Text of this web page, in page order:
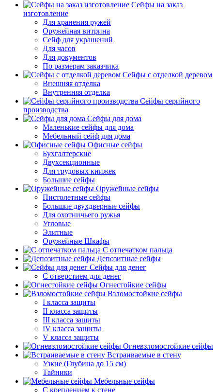
Сейфы на заказ
изготовление
Для хранения ружей
Оружейная витрина
Сейф для украшений
Для часов
Для документов
По размерам заказчика
Сейфы с отделкой деревом
Внешняя отделка
Внутренняя отделка
Сейфы серийного
производства
Сейфы для дома
Маленькие сейфы для дома
Мебельный сейф для дома
Офисные сейфы
Бухгалтерские
Двухсекционные
Для трудовых книжек
Большие сейфы
Оружейные сейфы
Пистолетные сейфы
Большие двухдверные сейфы
Для охотничьего ружья
Угловые
Элитные
Оружейные Шкафы
С отпечатком пальца
Депозитные сейфы
Сейфы для денег
С отверстием для денег
Огнестойкие сейфы
Взломостойкие сейфы
I класса защиты
II класса защиты
III класса защиты
IV класса защиты
V класса защиты
Огневзломостойкие сейфы
Встраиваемые в стену
Узкие (Глубина до 15 см)
Тайники
Мебельные сейфы
С креплением к стене